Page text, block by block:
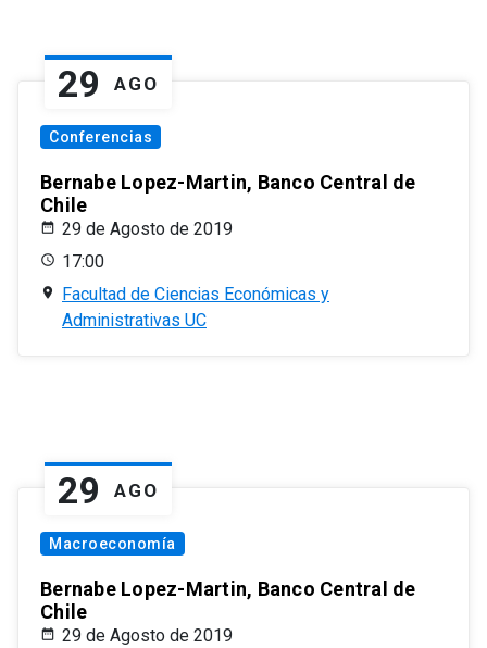
29 AGO
Conferencias
Bernabe Lopez-Martin, Banco Central de
Chile
29 de Agosto de 2019
17:00
Facultad de Ciencias Económicas y
Administrativas UC
29 AGO
Macroeconomía
Bernabe Lopez-Martin, Banco Central de
Chile
29 de Agosto de 2019